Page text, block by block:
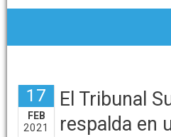
17
FEB
2021
El Tribunal
respalda en